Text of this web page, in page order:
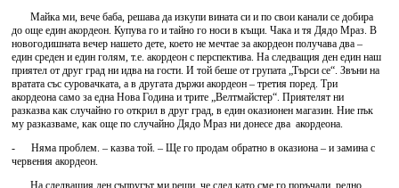
Майка ми, вече баба, решава да изкупи вината си и по свои канали се добира
до още един акордеон. Купува го и тайно го носи в къщи. Чака и тя Дядо Мраз. В
новогодишната вечер нашето дете, което не мечтае за акордеон получава два –
един среден и един голям, т.е. акордеон с перспектива. На следващия ден един наш
приятел от друг град ни идва на гости. И той беше от групата „Търси се“. Звъни на
вратата със суровачката, а в другата държи акордеон – третия поред. Три
акордеона само за една Нова Година и трите „Велтмайстер“. Приятелят ни
разказва как случайно го открил в друг град, в един оказионен магазин. Ние пък
му разказваме, как още по случайно Дядо Мраз ни донесе два акордеона.
- Няма проблем. – казва той. – Ще го продам обратно в оказиона – и замина с
червения акордеон.
На следващия ден съпругът ми реши, че след като сме го поръчали, редно